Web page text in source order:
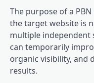
The purpose of a
the target website is
multiple independent
can temporarily
organic visibility, and
results.